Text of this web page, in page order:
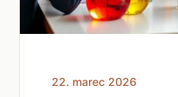
22. marec 2026